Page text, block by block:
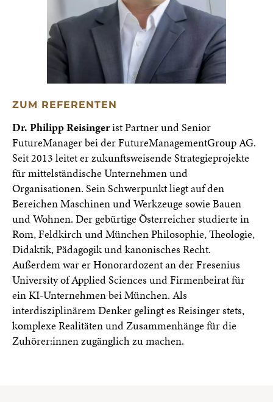
ZUM REFERENTEN
Dr. Philipp Reisingerist Partner und Senior
FutureManager bei der FutureManagementGroup AG.
Seit 2013 leitet er zukunftsweisende Strategieprojekte
für mittelständische Unternehmen und
Organisationen. Sein Schwerpunkt liegt auf den
Bereichen Maschinen und Werkzeuge sowie Bauen
und Wohnen. Der gebürtige Österreicher studierte in
Rom, Feldkirch und München Philosophie, Theologie,
Didaktik, Pädagogik und kanonisches Recht.
Außerdem war er Honorardozent an der Fresenius
University of Applied Sciences und Firmenbeirat für
ein KI-Unternehmen bei München. Als
interdisziplinärem Denker gelingt es Reisinger stets,
komplexe Realitäten und Zusammenhänge für die
Zuhörer:innen zugänglich zu machen.